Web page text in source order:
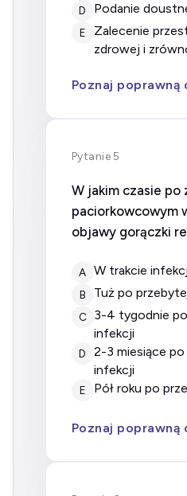
D Podanie
E
Zalecenie przestrzegania
zdrowej i
Poznaj poprawną
Pytanie 5
W jakim czasie po
paciorkowcowym
objawy gorączki
A w trakcie
B tuż po
C
3-4 tygodnie po przebytej
infekcji
D
2-3 miesiące po przebytej
infekcji
E pół roku po
Poznaj poprawną